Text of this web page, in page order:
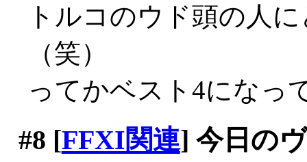
トルコのウド頭の人
（笑）
ってかベスト4になっ
#8 [FFXI関連] 今日の